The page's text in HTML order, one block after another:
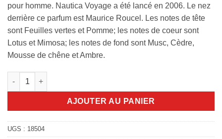
pour homme. Nautica Voyage a été lancé en 2006. Le nez
derrière ce parfum est Maurice Roucel. Les notes de tête
sont Feuilles vertes et Pomme; les notes de coeur sont
Lotus et Mimosa; les notes de fond sont Musc, Cèdre,
Mousse de chêne et Ambre.
quantité de Nautica voyage 200ml
AJOUTER AU PANIER
UGS : 18504